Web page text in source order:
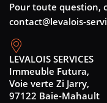
Pour toute question,
contact@levalois-
LEVALOIS SERVICES
Immeuble Futura,
Voie verte Zi Jarry,
97122 Baie-Mahault